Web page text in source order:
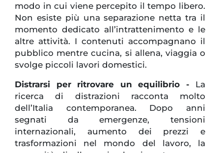
modo in cui viene percepito il tempo libero.
Non esiste più una separazione netta tra il
momento dedicato all’intrattenimento e le
altre attività. I contenuti accompagnano il
pubblico mentre cucina, si allena, viaggia o
svolge piccoli lavori domestici.
Distrarsi per ritrovare un equilibrio - La
ricerca di distrazioni racconta molto
dell’Italia contemporanea. Dopo anni
segnati da emergenze, tensioni
internazionali, aumento dei prezzi e
trasformazioni nel mondo del lavoro, la